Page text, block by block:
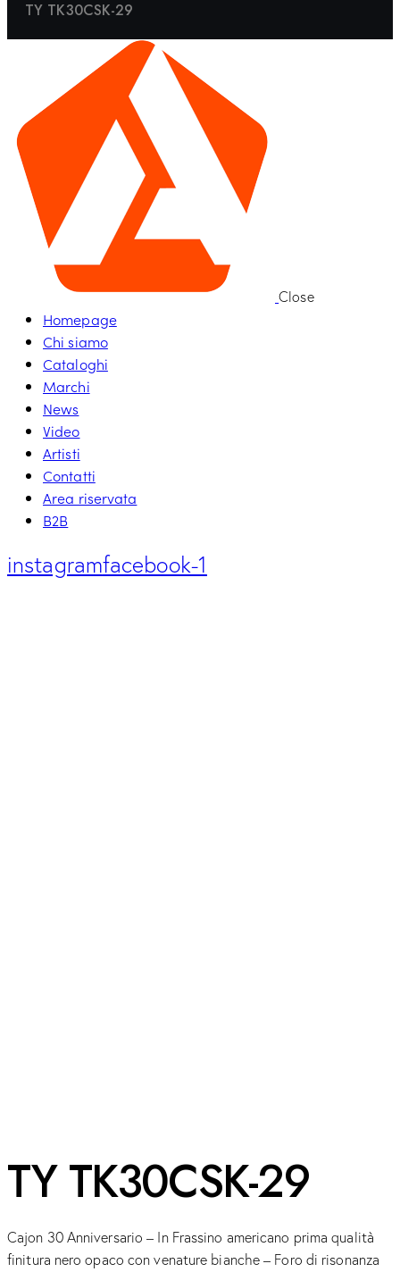
TY TK30CSK-29
Close
Homepage
Chi siamo
Cataloghi
Marchi
News
Video
Artisti
Contatti
Area riservata
B2B
instagramfacebook-1
TY TK30CSK-29
Cajon 30 Anniversario – In Frassino americano prima qualità
finitura nero opaco con venature bianche – Foro di risonanza